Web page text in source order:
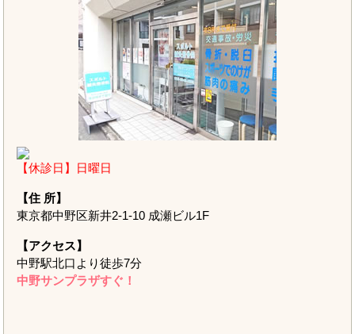
【休診日】日曜日
【住 所】
東京都中野区新井2-1-10 成瀬ビル1F
【アクセス】
中野駅北口より徒歩7分
中野サンプラザすぐ！